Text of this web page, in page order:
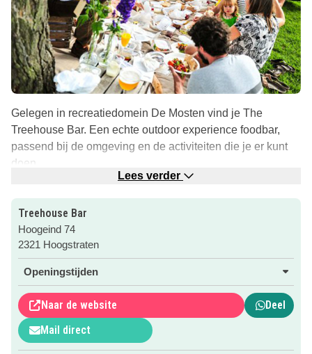
Gelegen in recreatiedomein De Mosten vind je The
Treehouse Bar. Een echte outdoor experience foodbar,
passend bij de omgeving en de activiteiten die je er kunt
doen.
een hapje en een drankje. Direct naast het restaurant
liggen een minigolf en speeltuinen waar de kids nog even
lekker kunnen ravotten.
Meer lezen? Klik op de roze button voor meer informatie.
Lees verder
Treehouse Bar
Hoogeind 74
2321 Hoogstraten
Openingstijden
Naar de website
Deel
Mail direct